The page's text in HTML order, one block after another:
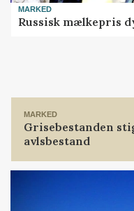
MARKED
Russisk mælkepris
MARKED
Grisebestanden
avlsbestand